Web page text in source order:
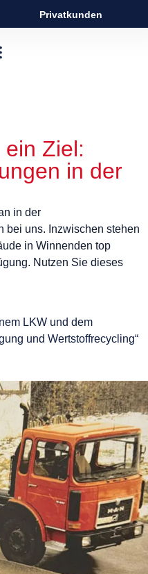
Privatkunden
Ziel:
in der
in der
bei uns. Inzwischen stehen
in Winnenden top
Nutzen Sie dieses
LKW und dem
und Wertstoffrecycling“